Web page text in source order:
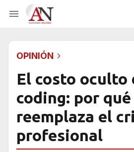
OPINIÓN
El costo oculto
coding: por
reemplaza el
profesional